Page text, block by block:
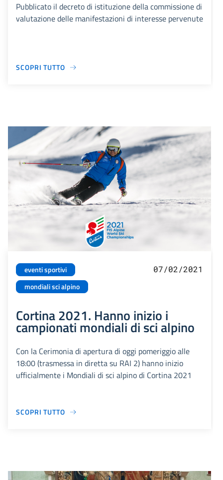
Pubblicato il decreto di istituzione della commissione di
valutazione delle manifestazioni di interesse pervenute
SCOPRI TUTTO
eventi sportivi
mondiali sci alpino
07/02/2021
Cortina 2021. Hanno inizio i
campionati mondiali di sci alpino
Con la Cerimonia di apertura di oggi pomeriggio alle
18:00 (trasmessa in diretta su RAI 2) hanno inizio
ufficialmente i Mondiali di sci alpino di Cortina 2021
SCOPRI TUTTO